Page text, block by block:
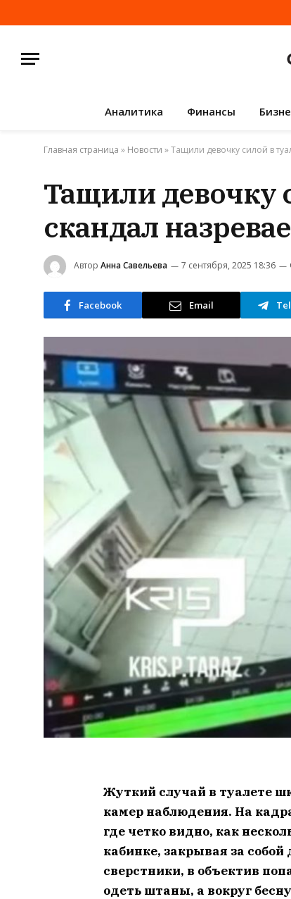
Аналитика Финансы
Главная страница » Новости »Тащили девочку силой в
Тащили девочку
скандал
Автор Анна Савельева 7 сентября, 2025 18:36
Facebook Email
Жуткий случай в туалете
камер наблюдения. На
где четко видно, как
кабинке, закрывая за
сверстники, в объектив
одеть штаны, а вокруг